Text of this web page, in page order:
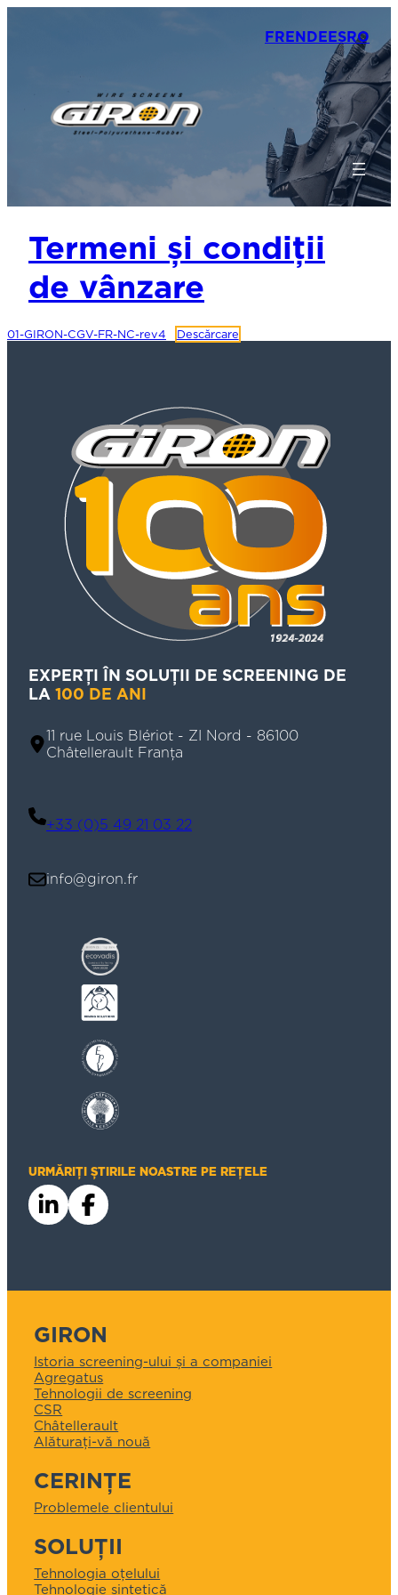
FRENDEESRO
Termeni și condiții
de vânzare
01-GIRON-CGV-FR-NC-rev4 Descărcare
EXPERȚI ÎN SOLUȚII DE SCREENING DE
LA 100 DE ANI
11 rue Louis Blériot - ZI Nord - 86100
Châtellerault Franța
+33 (0)5 49 21 03 22
info@giron.fr
URMĂRIȚI ȘTIRILE NOASTRE PE REȚELE
GIRON
Istoria screening-ului și a companiei
Agregatus
Tehnologii de screening
CSR
Châtellerault
Alăturați-vă nouă
CERINȚE
Problemele clientului
SOLUȚII
Tehnologia oțelului
Tehnologie sintetică